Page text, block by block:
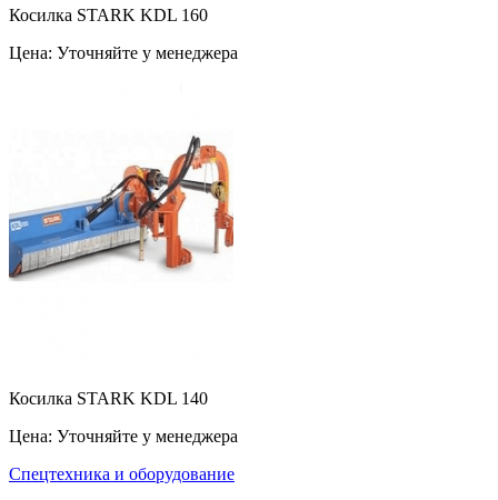
Косилка STARK KDL 160
Цена: Уточняйте у менеджера
Косилка STARK KDL 140
Цена: Уточняйте у менеджера
Спецтехника и оборудование